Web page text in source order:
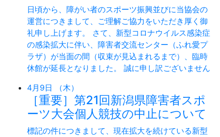
日頃から、障がい者のスポーツ振興並びに当協会の
運営につきまして、ご理解ご協力をいただき厚く御
礼申し上げます。 さて、新型コロナウイルス感染症
の感染拡大に伴い、障害者交流センター（ふれ愛プ
ラザ）が当面の間（収束が見込まれるまで）、臨時
休館が延長となりました。 誠に申し訳ございません
4月9日 （木）
［重要］第21回新潟県障害者スポ
ーツ大会個人競技の中止について
標記の件につきまして、現在拡大を続けている新型